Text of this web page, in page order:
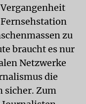
zu
braucht es nur
Netzwerke
die
sicher. Zum